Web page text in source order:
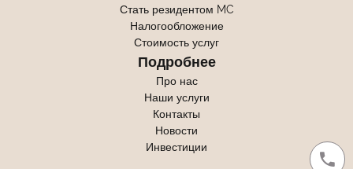
Стать резидентом MC
Налогообложение
Стоимость услуг
Подробнее
Про нас
Наши услуги
Контакты
Новости
Инвестиции